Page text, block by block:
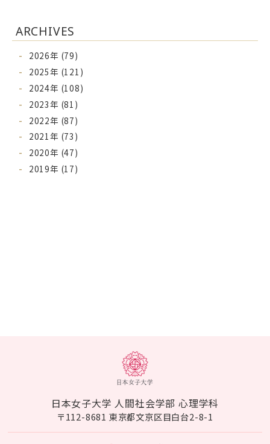
ARCHIVES
2026年 (79)
2025年 (121)
2024年 (108)
2023年 (81)
2022年 (87)
2021年 (73)
2020年 (47)
2019年 (17)
日本女子大学 人間社会学部 心理学科
〒112-8681 東京都文京区目白台2-8-1